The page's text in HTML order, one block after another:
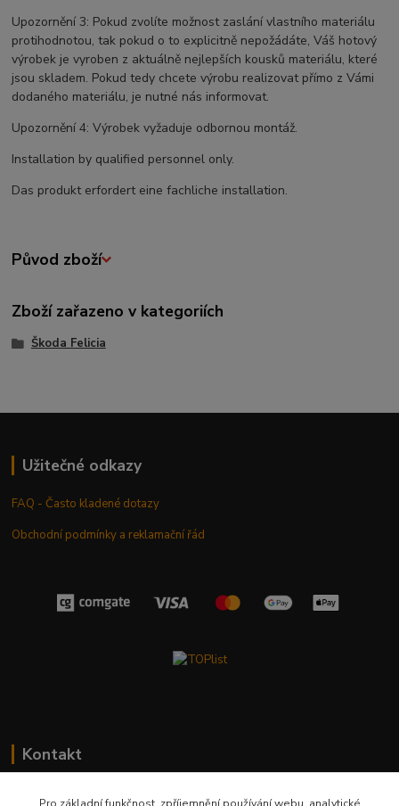
Upozornění 3: Pokud zvolíte možnost zaslání vlastního materiálu
protihodnotou, tak pokud o to explicitně nepožádáte, Váš hotový
výrobek je vyroben z aktuálně nejlepších kousků materiálu, které
jsou skladem. Pokud tedy chcete výrobu realizovat přímo z Vámi
dodaného materiálu, je nutné nás informovat.
Upozornění 4: Výrobek vyžaduje odbornou montáž.
Installation by qualified personnel only.
Das produkt erfordert eine fachliche installation.
Původ zboží
Zboží zařazeno v kategoriích
Škoda Felicia
Užitečné odkazy
FAQ - Často kladené dotazy
Obchodní podmínky a reklamační řád
Kontakt
+420 603 411 581